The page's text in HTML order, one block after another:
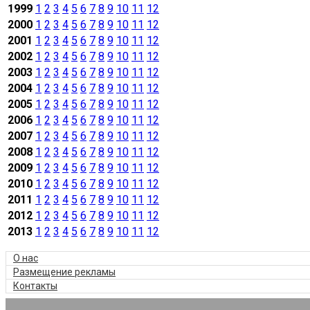
1999 1 2 3 4 5 6 7 8 9 10 11 12
2000 1 2 3 4 5 6 7 8 9 10 11 12
2001 1 2 3 4 5 6 7 8 9 10 11 12
2002 1 2 3 4 5 6 7 8 9 10 11 12
2003 1 2 3 4 5 6 7 8 9 10 11 12
2004 1 2 3 4 5 6 7 8 9 10 11 12
2005 1 2 3 4 5 6 7 8 9 10 11 12
2006 1 2 3 4 5 6 7 8 9 10 11 12
2007 1 2 3 4 5 6 7 8 9 10 11 12
2008 1 2 3 4 5 6 7 8 9 10 11 12
2009 1 2 3 4 5 6 7 8 9 10 11 12
2010 1 2 3 4 5 6 7 8 9 10 11 12
2011 1 2 3 4 5 6 7 8 9 10 11 12
2012 1 2 3 4 5 6 7 8 9 10 11 12
2013 1 2 3 4 5 6 7 8 9 10 11 12
О нас
Размещение рекламы
Контакты